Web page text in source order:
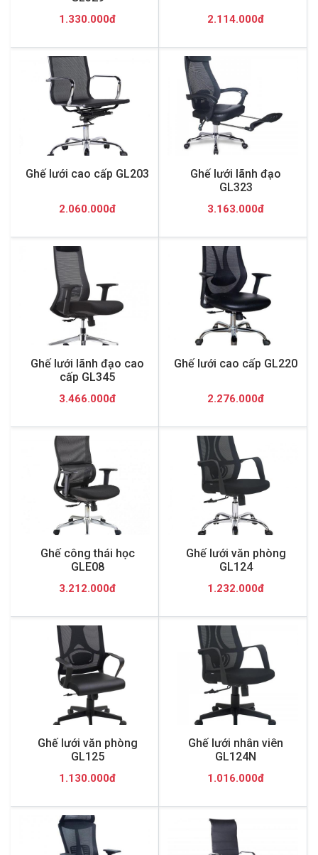
1.330.000đ 2.114.000đ
Ghế lưới cao cấp GL203
2.060.000đ
Ghế lưới lãnh đạo
GL323
3.163.000đ
Ghế lưới lãnh đạo cao
cấp GL345
3.466.000đ
Ghế lưới cao cấp GL220
2.276.000đ
Ghế công thái học
GLE08
3.212.000đ
Ghế lưới văn phòng
GL124
1.232.000đ
Ghế lưới văn phòng
GL125
1.130.000đ
Ghế lưới nhân viên
GL124N
1.016.000đ